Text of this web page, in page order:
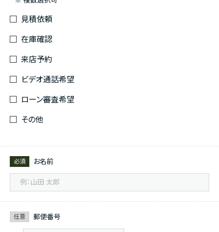
見積依頼
在庫確認
来店予約
ビデオ通話希望
ローン審査希望
その他
必須 お名前
任意 郵便番号